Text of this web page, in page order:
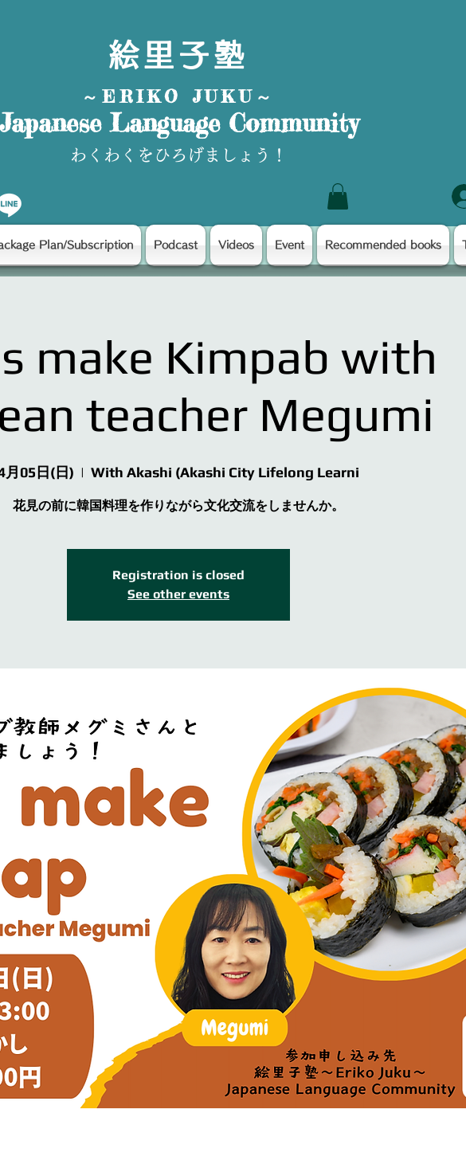
絵里子塾
～ERIKO JUKU～
Language Community
わくわくをひろげましょう！
Plan/Subscription Podcast Videos Event Recommended books
make Kimpab with
teacher Megumi
月05日(日)
  |
With Akashi (Akashi City Lifelong Learni
花見の前に韓国料理を作りながら文化交流をしませんか。
Registration is closed
See other events